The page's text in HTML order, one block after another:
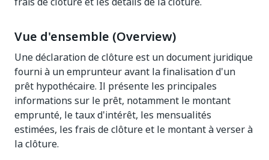
Vue d'ensemble (Overview)
Une déclaration de clôture est un document juridique
fourni à un emprunteur avant la finalisation d'un
prêt hypothécaire. Il présente les principales
informations sur le prêt, notamment le montant
emprunté, le taux d'intérêt, les mensualités
estimées, les frais de clôture et le montant à verser à
la clôture.